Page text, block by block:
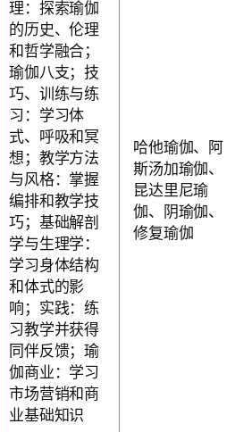
理：探索瑜伽
的历史、伦理
和哲学融合；
瑜伽八支；技
巧、训练与练
习：学习体
式、呼吸和冥
想；教学方法
与风格：掌握
编排和教学技
巧；基础解剖
学与生理学：
学习身体结构
和体式的影
响；实践：练
习教学并获得
同伴反馈；瑜
伽商业：学习
市场营销和商
业基础知识
哈他瑜伽、阿
斯汤加瑜伽、
昆达里尼瑜
伽、阴瑜伽、
修复瑜伽